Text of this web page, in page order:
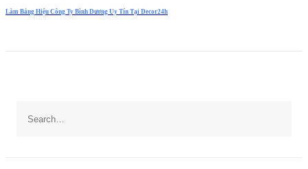
Làm Bảng Hiệu Công Ty Bình Dương Uy Tín Tại Decor24h